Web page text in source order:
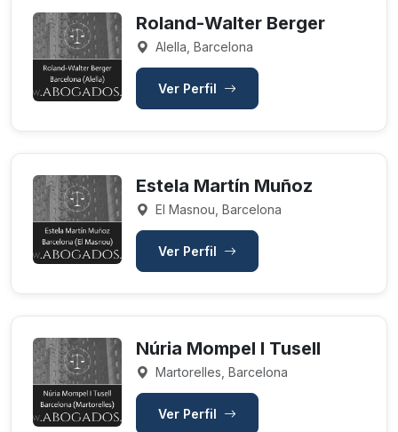
Roland-Walter Berger
Alella, Barcelona
Ver Perfil
Estela Martín Muñoz
El Masnou, Barcelona
Ver Perfil
Núria Mompel I Tusell
Martorelles, Barcelona
Ver Perfil